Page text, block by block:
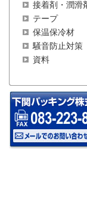
接着剤・潤滑
テープ
保温保冷材
騒音防止対策
資料